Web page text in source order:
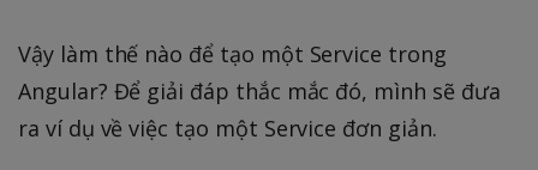
Vậy làm thế nào để tạo một Service trong
Angular? Để giải đáp thắc mắc đó, mình sẽ đưa
ra ví dụ về việc tạo một Service đơn giản.